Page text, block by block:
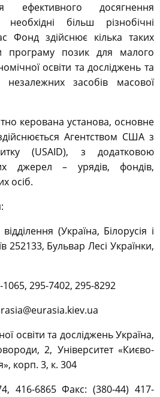
досягнення
необхідні більш різнобічні
Фонд здійснює кілька таких
програму позик для малого
освіти та досліджень та
незалежних засобів масової
керована установа, основне
Агентством США з
(USAID), з додатковою
джерел – урядів, фондів,
осіб.
(Україна, Білорусія і
252133, Бульвар Лесі Українки,
295-7402, 295-8292
освіти та досліджень Україна,
2, Університет «Києво-
корп. 3, к. 304
416-6865 Факс: (380-44) 417-